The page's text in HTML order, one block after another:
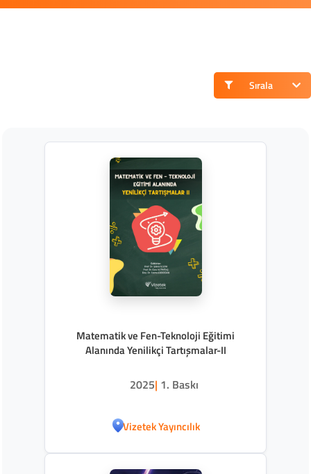
Sırala
Matematik ve Fen-Teknoloji Eğitimi
Alanında Yenilikçi Tartışmalar-II
2025| 1. Baskı
Vizetek Yayıncılık